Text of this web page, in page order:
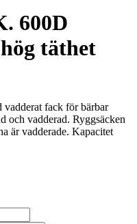
600D
täthet
vadderat fack för bärbar
och vadderad. Ryggsäcken
är vadderade. Kapacitet